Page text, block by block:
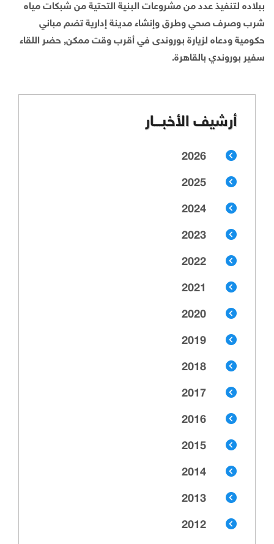
ببلاده لتنفيذ عدد من مشروعات البنية التحتية من شبكات مياه
شرب وصرف صحي وطرق وإنشاء مدينة إدارية تضم مباني
حكومية ودعاه لزيارة بوروندى في أقرب وقت ممكن, حضر اللقاء
سفير بوروندي بالقاهرة.
أرشيف الأخبـــار
2026
2025
2024
2023
2022
2021
2020
2019
2018
2017
2016
2015
2014
2013
2012